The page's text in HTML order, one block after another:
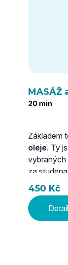
MASÁŽ
20 min
Základem
oleje. Ty
vybraných
za
Obsahují
v
míře
450 Kč